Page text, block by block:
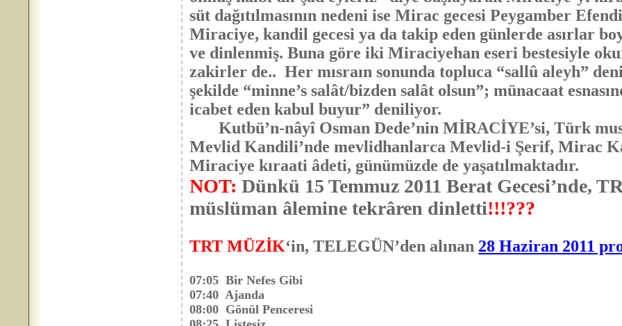
süt dağıtılmasının nedeni ise Mirac gecesi Peygamber
Miraciye, kandil gecesi ya da takip eden günlerde asırlar
ve dinlenmiş. Buna göre iki Miraciyehan eseri bestesiyle
zakirler de.. Her mısraın sonunda topluca “sallû aleyh”
şekilde “minne’s salât/bizden salât olsun”; münacaat
icabet eden kabul buyur” deniliyor.
Kutbü’n-nâyî Osman Dede’nin MİRACİYE’si, Türk
Mevlid Kandili’nde mevlidhanlarca Mevlid-i Şerif, Mirac
Miraciye kıraati âdeti, günümüzde de yaşatılmaktadır.
NOT: Dünkü 15 Temmuz 2011 Berat Gecesi’nde,
müslüman âlemine tekrâren dinletti!!!???
TRT MÜZİK‘in, TELEGÜN’den alınan 28 Haziran 2011
07:05 Bir Nefes Gibi
07:40 Ajanda
08:00 Gönül Penceresi